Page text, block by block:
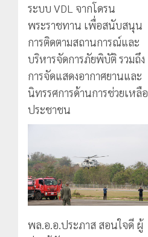
ระบบ VDL จากโดรน
พระราชทาน เพื่อสนับสนุน
การติดตามสถานการณ์และ
บริหารจัดการภัยพิบัติ รวมถึง
การจัดแสดงอากาศยานและ
นิทรรศการด้านการช่วยเหลือ
ประชาชน
พล.อ.อ.ประภาส สอนใจดี ผู้